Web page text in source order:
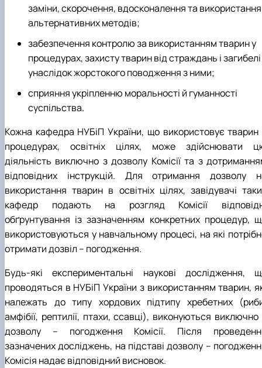
заміни, скорочення, вдосконалення та використання
альтернативних методів;
забезпечення контролю за використанням тварин у
процедурах, захисту тварин від страждань і загибелі
унаслідок жорстокого поводження з ними;
сприяння укріпленню моральності й гуманності
суспільства.
Кожна кафедра НУБіП України, що використовує тварин
процедурах, освітніх цілях, може здійснювати
діяльність виключно з дозволу Комісії та з
відповідних інструкцій. Для отримання дозволу
використання тварин в освітніх цілях, завідувачі
кафедр подають на розгляд Комісії
обґрунтування із зазначенням конкретних процедур,
використовуються у навчальному процесі, на які
отримати дозвіл – погодження.
Будь-які експериментальні наукові дослідження,
проводяться в НУБіП України з використанням тварин,
належать до типу хордових підтипу хребетних
амфібії, рептилії, птахи, ссавці), виконуються виключно
дозволу – погодження Комісії. Після
зазначених досліджень, на підставі дозволу –
Комісія надає відповідний висновок.